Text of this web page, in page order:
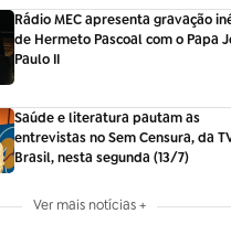
Rádio MEC apresenta gravação
de Hermeto Pascoal com o Papa
Paulo II
Saúde e literatura pautam as
entrevistas no Sem Censura, da
Brasil, nesta segunda (13/7)
Ver mais notícias +